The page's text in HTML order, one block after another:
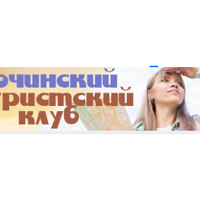
Забыли пароль? Регистрация